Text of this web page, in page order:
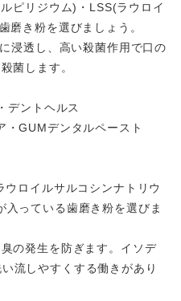
ピリジウム)・LSS(ラウロイ
磨き粉を選びましょう。
浸透し、高い殺菌作用で口の
菌します。
デントヘルス
・GUMデンタルペースト
ロイルサルコシンナトリウ
入っている歯磨き粉を選びま
の発生を防ぎます。イソデ
流しやすくする働きがあり